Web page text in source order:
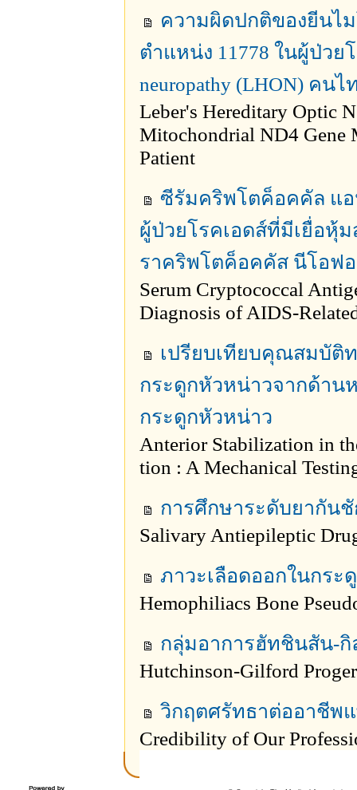
ความผิดปกติของยีนไ
ตำแหน่ง 11778 ในผู้ป่วยโ
neuropathy (LHON) คนไ
Leber's Hereditary Optic
Mitochondrial ND4 Gene
Patient
ซีรัมคริพโตค็อคคัล แ
ผู้ป่วยโรคเอดส์ที่มีเยื่อหุ้
ราคริพโตค็อคคัส นีโอฟ
Serum Cryptococcal
Diagnosis of AIDS-
เปรียบเทียบคุณสมบัติ
กระดูกหัวหน่าวจากด้าน
กระดูกหัวหน่าว
Anterior Stabilization in
tion : A Mechanical
การศึกษาระดับยากัน
Salivary Antiepileptic
ภาวะเลือดออกในกระ
Hemophiliacs Bone
กลุ่มอาการฮัทชินสัน-กิ
Hutchinson-Gilford
วิกฤตศรัทธาต่ออาชีพ
Credibility of Our